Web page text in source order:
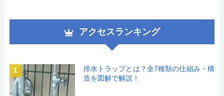
アクセスランキング
1
排水トラップとは？全7種類の仕組み・構
造を図解で解説！